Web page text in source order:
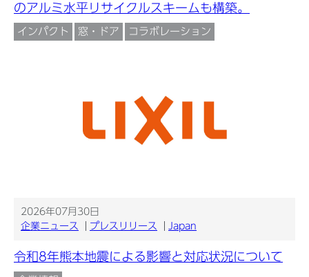
のアルミ水平リサイクルスキームも構築。
インパクト 窓・ドア コラボレーション
2026年07月30日
企業ニュース
プレスリリース Japan
令和8年熊本地震による影響と対応状況について